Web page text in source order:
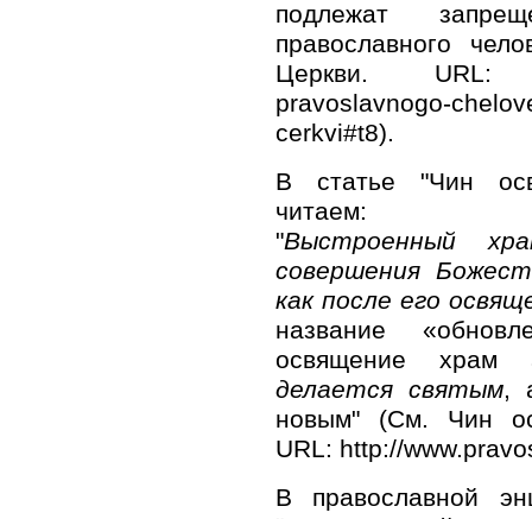
подлежат
православного
Церкви. URL:
pravoslavnogo-
cerkvi#t8).
В статье "Чин
читаем:
"Выстроенный
совершения
как после его
название
освящение храм
делается святым,
новым" (См. Чин
URL: http://
В православной